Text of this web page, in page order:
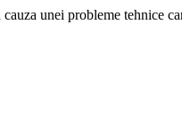
unei probleme tehnice